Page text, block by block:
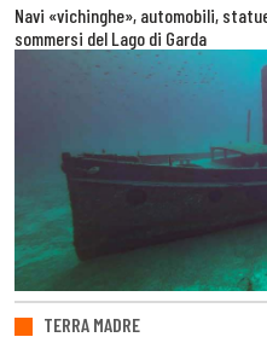
Navi «vichinghe», automobili,
sommersi del Lago di Garda
TERRA MADRE